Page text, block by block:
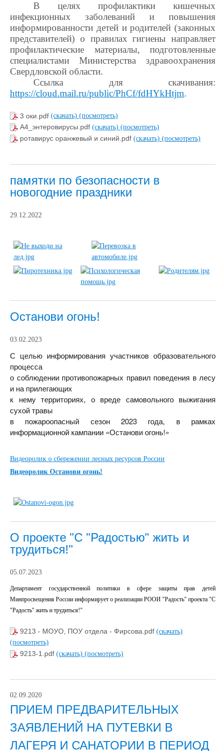
В целях профилактики кишечных
инфекционных заболеваний и повышения
информированности детей и родителей (законных
представителей) о правилах гигиены направляет
профилактические материалы, подготовленные
специалистами Министерства здравоохранения
Свердловской области.
Ссылка для скачивания:
https://cloud.mail.ru/public/PhCf/fdHYkHtjm.
3 оки.pdf (скачать) (посмотреть)
А4_энтеровирусы.pdf (скачать) (посмотреть)
ротавирус оранжевый и синий.pdf (скачать) (посмотреть)
памятки по безопасности в
новогодние праздники
29.12.2022
Останови огонь!
03.02.2023
С целью информирования участников образовательного
процесса
о соблюдении противопожарных правил поведения в лесу
и на прилегающих
к нему территориях, о вреде самовольного выжигания
сухой травы
в пожароопасный сезон 2023 года, в рамках
информационной кампании «Останови огонь!»
Видеоролик о сбережении лесных ресурсов России
Видеоролик Останови огонь!
О проекте "С "Радостью" жить и
трудиться!"
05.07.2023
Департамент государственной политики в сфере защиты прав детей
Минпросвещения России информирует о реализации РООИ "Радость" проекта "С
"Радость" жить и трудиться!"
9213 - МОУО, ПОУ отдела - Фирсова.pdf (скачать)
(посмотреть)
9213-1.pdf (скачать) (посмотреть)
02.09.2020
ПРИЕМ ПРЕДВАРИТЕЛЬНЫХ
ЗАЯВЛЕНИЙ НА ПУТЕВКИ В
ЛАГЕРЯ И САНАТОРИИ В ПЕРИОД